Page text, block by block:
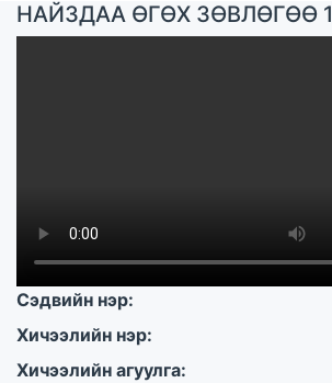
НАЙЗДАА ӨГӨХ ЗӨВЛӨГӨӨ 1
Сэдвийн нэр:
Хичээлийн нэр:
Хичээлийн агуулга: